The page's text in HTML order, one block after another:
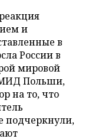
и
в
России в
мировой
МИД Польши,
на то, что
подчеркнули,